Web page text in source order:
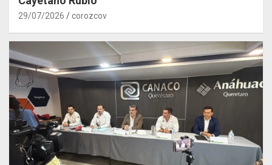
29/07/2026 corozcov